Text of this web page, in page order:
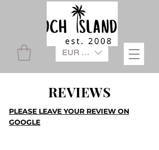
EUR (€)
REVIEWS
PLEASE LEAVE YOUR REVIEW ON
GOOGLE